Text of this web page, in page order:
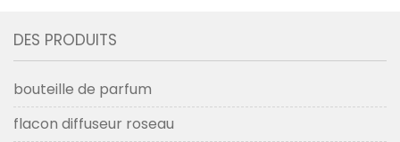
DES PRODUITS
bouteille de parfum
flacon diffuseur roseau